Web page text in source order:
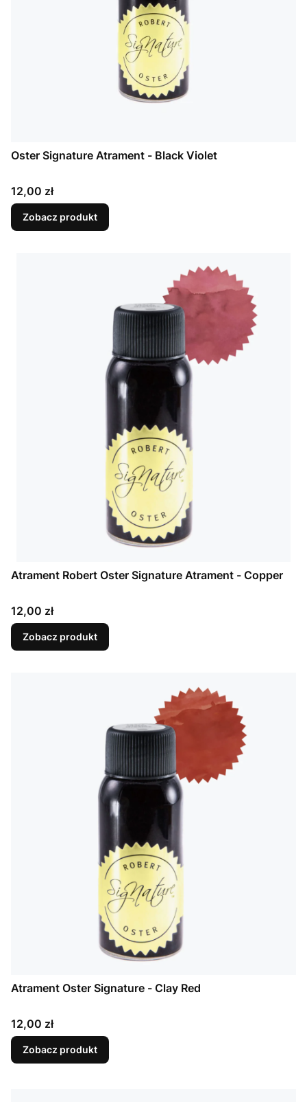
Oster Signature Atrament - Black Violet
Cena
12,00 zł
Zobacz produkt
Atrament Robert Oster Signature Atrament - Copper
Cena
12,00 zł
Zobacz produkt
Atrament Oster Signature - Clay Red
Cena
12,00 zł
Zobacz produkt